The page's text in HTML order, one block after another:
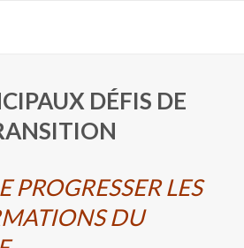
DÉFIS DE
PROGRESSER LES
DU